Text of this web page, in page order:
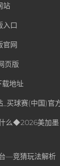
站
入口
官网
页版
地址
_买球赛(中国)官
么◆2026美加
—竞猜玩法解析